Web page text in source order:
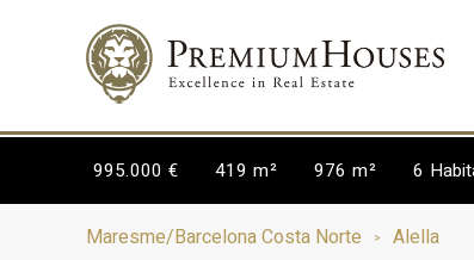
995.000 € 419 m² 976 m² 6
Maresme/Barcelona Costa Norte Alella